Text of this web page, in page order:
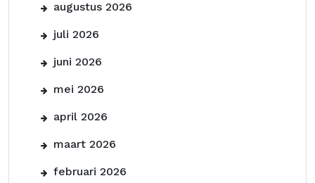
augustus 2026
juli 2026
juni 2026
mei 2026
april 2026
maart 2026
februari 2026